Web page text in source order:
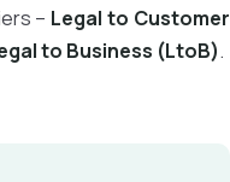
– Legal to Customer
to Business (LtoB).